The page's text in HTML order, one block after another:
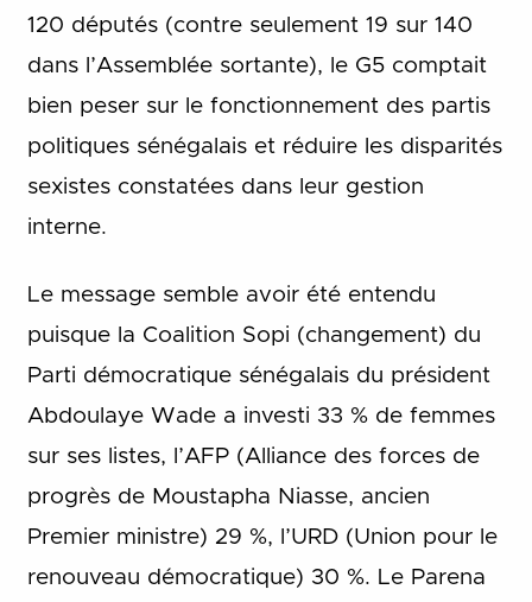
120 députés (contre seulement 19 sur 140
dans l’Assemblée sortante), le G5 comptait
bien peser sur le fonctionnement des partis
politiques sénégalais et réduire les disparités
sexistes constatées dans leur gestion
interne.
Le message semble avoir été entendu
puisque la Coalition Sopi (changement) du
Parti démocratique sénégalais du président
Abdoulaye Wade a investi 33 % de femmes
sur ses listes, l’AFP (Alliance des forces de
progrès de Moustapha Niasse, ancien
Premier ministre) 29 %, l’URD (Union pour le
renouveau démocratique) 30 %. Le Parena